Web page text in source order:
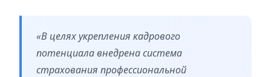
«В целях укрепления кадрового
потенциала внедрена система
страхования профессиональной